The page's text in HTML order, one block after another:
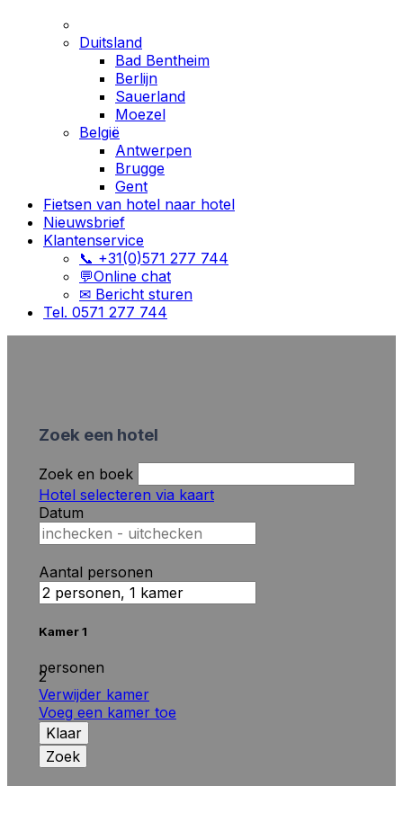
Duitsland
Bad Bentheim
Berlijn
Sauerland
Moezel
België
Antwerpen
Brugge
Gent
Fietsen van hotel naar hotel
Nieuwsbrief
Klantenservice
📞 +31(0)571 277 744
💬Online chat
✉ Bericht sturen
Tel. 0571 277 744
Zoek een hotel
Zoek en boek
Hotel selecteren via kaart
Datum
Aantal personen
Kamer 1
personen
2
Verwijder kamer
Voeg een kamer toe
Klaar
Zoek